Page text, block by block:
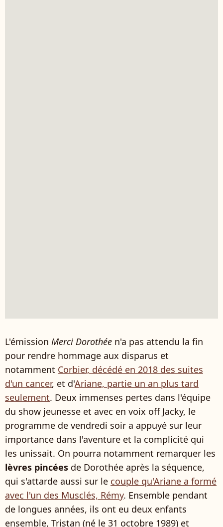
L'émission Merci Dorothée n'a pas attendu la fin
pour rendre hommage aux disparus et
notamment Corbier, décédé en 2018 des suites
d'un cancer, et d'Ariane, partie un an plus tard
seulement. Deux immenses pertes dans l'équipe
du show jeunesse et avec en voix off Jacky, le
programme de vendredi soir a appuyé sur leur
importance dans l'aventure et la complicité qui
les unissait. On pourra notamment remarquer les
lèvres pincées de Dorothée après la séquence,
qui s'attarde aussi sur le couple qu'Ariane a formé
avec l'un des Musclés, Rémy. Ensemble pendant
de longues années, ils ont eu deux enfants
ensemble, Tristan (né le 31 octobre 1989) et